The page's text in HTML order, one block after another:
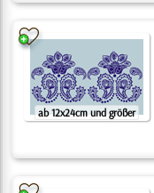
ab 12x24cm und größer